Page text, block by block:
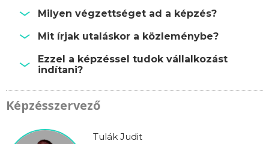
Milyen végzettséget ad a képzés?
Mit írjak utaláskor a közleménybe?
Ezzel a képzéssel tudok vállalkozást
indítani?
Képzésszervező
Tulák Judit